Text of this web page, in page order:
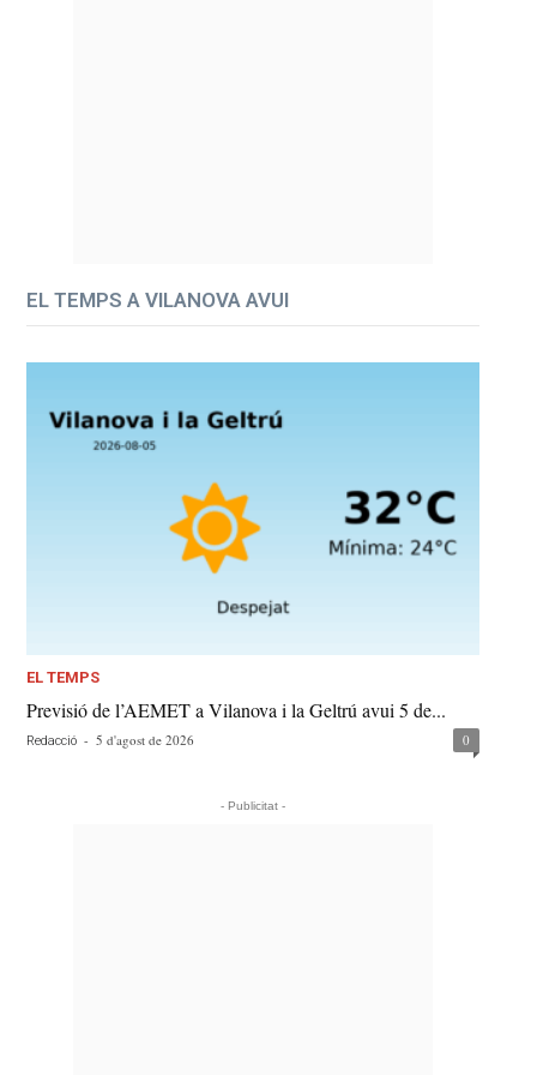
EL TEMPS A VILANOVA AVUI
EL TEMPS
Previsió de l’AEMET a Vilanova i la Geltrú avui 5 de...
Redacció - 5 d'agost de 2026 0
- Publicitat -